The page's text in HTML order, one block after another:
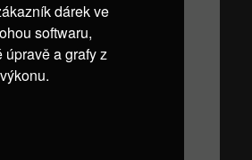
dárek ve
softwaru,
úpravě a grafy z